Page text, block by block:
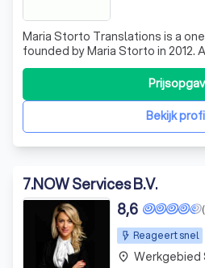
Maria Storto Translations is a
founded by Maria Storto in 2012.
speaker, Maria is a freelance
Master's degree in specialized
School of Translation and
Geneva, Switzerland. Now res
Bekijk
7.NOW Services B.V.
Reageert snel
8,6
place Werkgebied